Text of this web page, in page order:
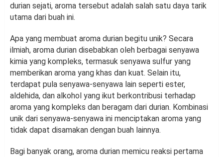
durian sejati, aroma tersebut adalah salah satu daya tarik
utama dari buah ini.
Apa yang membuat aroma durian begitu unik? Secara
ilmiah, aroma durian disebabkan oleh berbagai senyawa
kimia yang kompleks, termasuk senyawa sulfur yang
memberikan aroma yang khas dan kuat. Selain itu,
terdapat pula senyawa-senyawa lain seperti ester,
aldehida, dan alkohol yang ikut berkontribusi terhadap
aroma yang kompleks dan beragam dari durian. Kombinasi
unik dari senyawa-senyawa ini menciptakan aroma yang
tidak dapat disamakan dengan buah lainnya.
Bagi banyak orang, aroma durian memicu reaksi pertama